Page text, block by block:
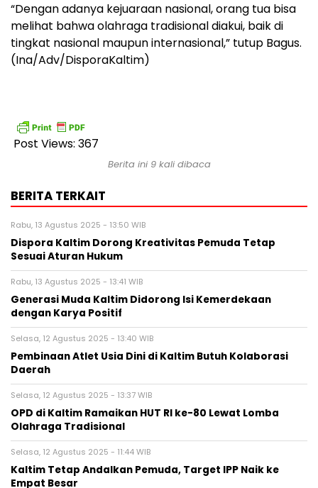
“Dengan adanya kejuaraan nasional, orang tua bisa
melihat bahwa olahraga tradisional diakui, baik di
tingkat nasional maupun internasional,” tutup Bagus.
(Ina/Adv/DisporaKaltim)
Post Views: 367
Berita ini 9 kali dibaca
BERITA TERKAIT
Rabu, 13 Agustus 2025 - 13:50 WIB
Dispora Kaltim Dorong Kreativitas Pemuda Tetap
Sesuai Aturan Hukum
Rabu, 13 Agustus 2025 - 13:41 WIB
Generasi Muda Kaltim Didorong Isi Kemerdekaan
dengan Karya Positif
Selasa, 12 Agustus 2025 - 13:40 WIB
Pembinaan Atlet Usia Dini di Kaltim Butuh Kolaborasi
Daerah
Selasa, 12 Agustus 2025 - 13:37 WIB
OPD di Kaltim Ramaikan HUT RI ke-80 Lewat Lomba
Olahraga Tradisional
Selasa, 12 Agustus 2025 - 11:44 WIB
Kaltim Tetap Andalkan Pemuda, Target IPP Naik ke
Empat Besar